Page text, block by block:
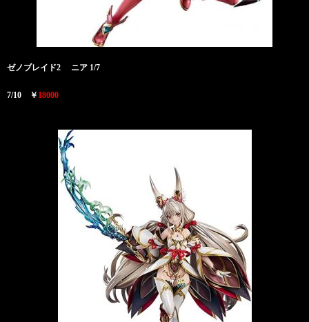
ゼノブレイド2 ニア 1/7
7/10 ￥ 18000